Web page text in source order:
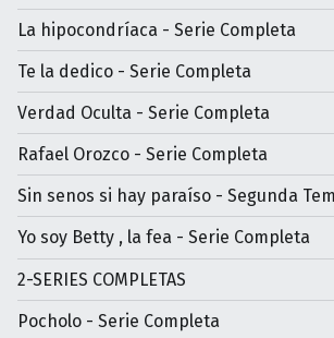
La hipocondríaca - Serie Completa
Te la dedico - Serie Completa
Verdad Oculta - Serie Completa
Rafael Orozco - Serie Completa
Sin senos si hay paraíso - Segunda
Yo soy Betty , la fea - Serie Completa
2-SERIES COMPLETAS
Pocholo - Serie Completa